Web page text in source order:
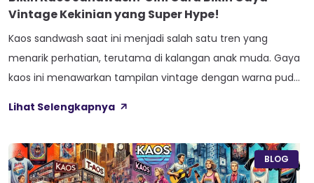
Vintage Kekinian yang Super Hype!
Kaos sandwash saat ini menjadi salah satu tren yang
menarik perhatian, terutama di kalangan anak muda. Gaya
kaos ini menawarkan tampilan vintage dengan warna pudar
lembut. Proses sandwash, yaitu teknik pencucian kain
kesan unik yang membedakan kaos ini dari jenis kaos
lainnya. […]
Lihat Selengkapnya
BLOG